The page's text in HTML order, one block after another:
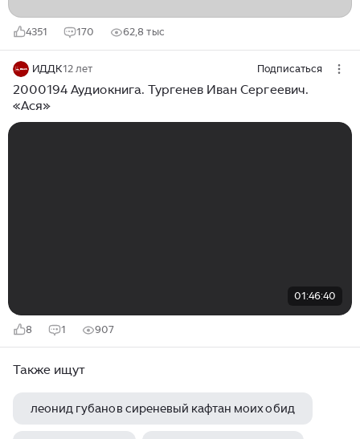
4351 170 62,8 тыс
ИДДК12 лет Подписаться
2000194 Аудиокнига. Тургенев Иван Сергеевич.
«Ася»
01:46:40
8 1 907
Также ищут
леонид губанов сиреневый кафтан моих обид